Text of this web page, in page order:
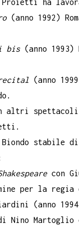
Proietti ha
(anno 1992)
bis(anno 1993)
(anno
altri
stabile di
con
per la regia
(anno
Nino Martoglio